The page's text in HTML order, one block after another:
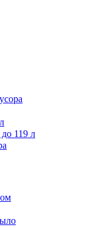
119 л